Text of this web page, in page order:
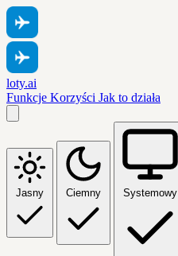
loty.ai
Funkcje Korzyści Jak to działa
Jasny Ciemny Systemowy